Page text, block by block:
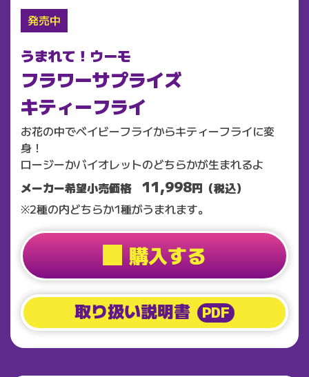
発売中
うまれて！ウーモ
フラワーサプライズ
キティーフライ
お花の中でベイビーフライからキティーフライに変
身！
ロージーかバイオレットのどちらかが生まれるよ
メーカー希望小売価格 11,998円（税込）
※2種の内どちらか1種がうまれます。
購入する
取り扱い説明書 PDF